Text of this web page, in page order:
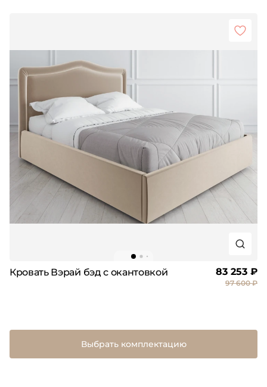
Кровать Вэрай бэд с окантовкой 83 253 ₽
97 600 ₽
Выбрать комплектацию